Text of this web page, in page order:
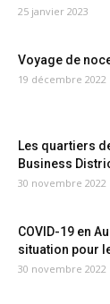
25 janvier 2023
Voyage de
19 décembre 2022
Les quartiers
Business
30 novembre 2022
COVID-19 en
situation pour
30 novembre 2022